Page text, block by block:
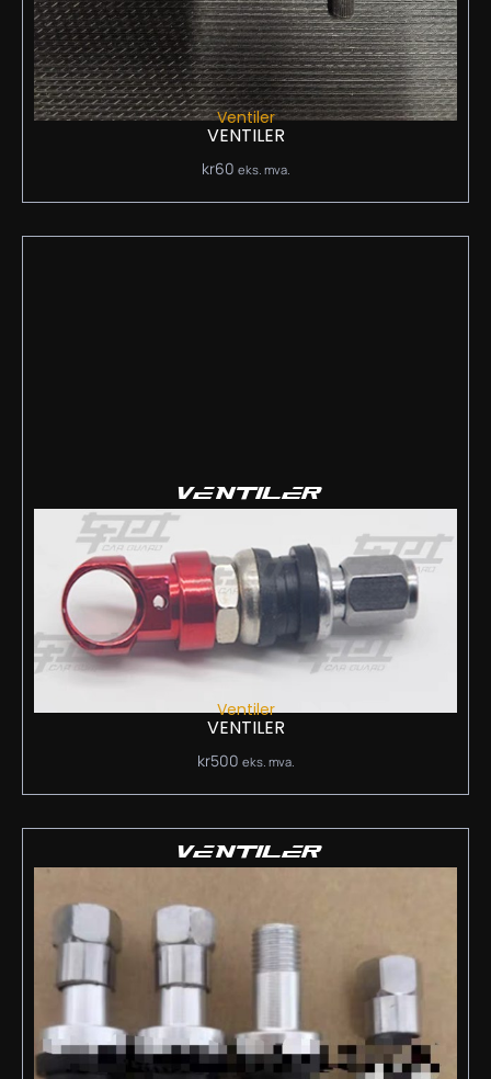
Ventiler
VENTILER
kr60 eks. mva.
VENTILER
Ventiler
VENTILER
kr500 eks. mva.
VENTILER